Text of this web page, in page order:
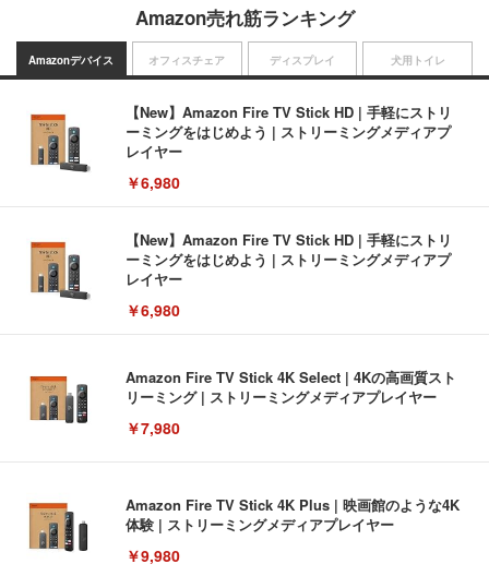
Amazon売れ筋ランキング
Amazonデバイス
【New】Amazon Fire TV Stick HD | 手軽にストリ
ーミングをはじめよう | ストリーミングメディアプ
レイヤー
￥6,980
【New】Amazon Fire TV Stick HD | 手軽にストリ
ーミングをはじめよう | ストリーミングメディアプ
レイヤー
￥6,980
Amazon Fire TV Stick 4K Select | 4Kの高画質スト
リーミング | ストリーミングメディアプレイヤー
￥7,980
Amazon Fire TV Stick 4K Plus | 映画館のような4K
体験 | ストリーミングメディアプレイヤー
￥9,980
オフィスチェア ディスプレイ 犬用トイレ